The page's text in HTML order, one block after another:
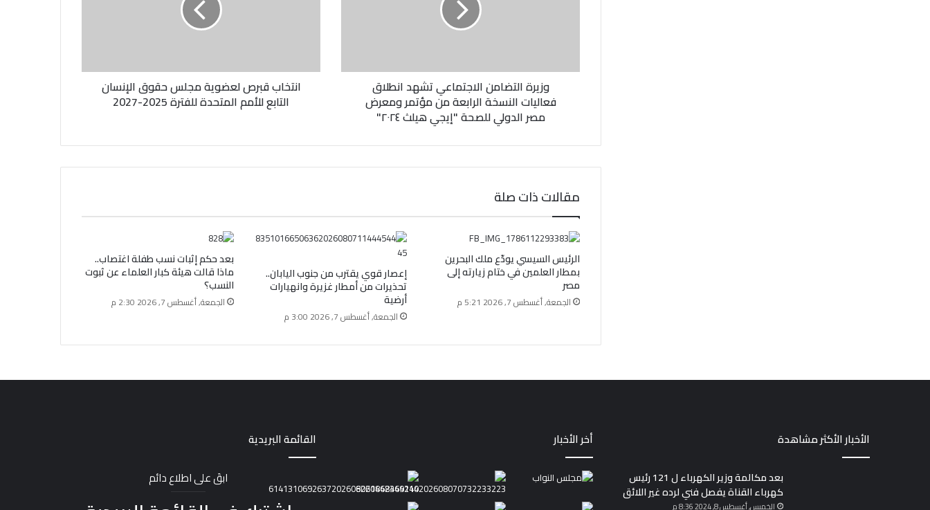
ن
وزيرة التضامن الاجتماعي تشهد انطلاق
فعاليات النسخة الرابعة من مؤتمر ومعرض
مصر الدولي للصحة "إيجي هيلث ٢٠٢٤"
انتخاب قبرص لعضوية مجلس حقوق الإنسان
التابع للأمم المتحدة للفترة 2025-2027
مقالات ذات صلة
الرئيس السيسي يودّع ملك البحرين
بمطار العلمين في ختام زيارته إلى
مصر
الجمعة, أغسطس 7, 2026 5:21 م
إعصار قوي يقترب من جنوب اليابان..
تحذيرات من أمطار غزيرة وانهيارات
أرضية
الجمعة, أغسطس 7, 2026 3:00 م
بعد حكم إثبات نسب طفلة اغتصاب..
ماذا قالت هيئة كبار العلماء عن ثبوت
النسب؟
الجمعة, أغسطس 7, 2026 2:30 م
الأخبار الأكثر مشاهدة
بعد مكالمة وزير الكهرباء ل 121 رئيس
كهرباء القناة يفصل فني لرده غير اللائق
الخميس, أغسطس 8, 2024 8:36 م
أخر الأخبار
القائمة البريدية
ابقَ على اطلاع دائم